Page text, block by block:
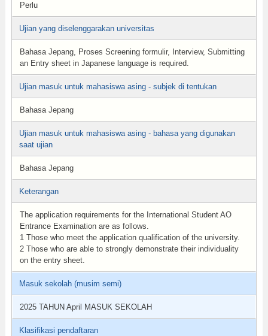
Perlu
Ujian yang diselenggarakan universitas
Bahasa Jepang, Proses Screening formulir, Interview, Submitting
an Entry sheet in Japanese language is required.
Ujian masuk untuk mahasiswa asing - subjek di tentukan
Bahasa Jepang
Ujian masuk untuk mahasiswa asing - bahasa yang digunakan
saat ujian
Bahasa Jepang
Keterangan
The application requirements for the International Student AO
Entrance Examination are as follows.
1 Those who meet the application qualification of the university.
2 Those who are able to strongly demonstrate their individuality
on the entry sheet.
Masuk sekolah (musim semi)
2025 TAHUN April MASUK SEKOLAH
Klasifikasi pendaftaran